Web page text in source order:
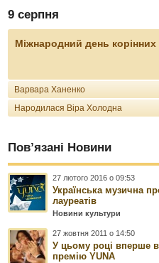
9 серпня
Міжнародний день корінних
Варвара Ханенко
Народилася Віра Холодна
Пов’язані Новини
27 лютого 2016 о 09:53
Українська музична
лауреатів
Новини культури
27 жовтня 2011 о 14:50
У цьому році вперше в
премію YUNA